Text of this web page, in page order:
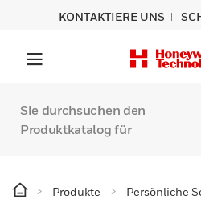
KONTAKTIERE UNS
Sie durchsuchen den
Produktkatalog für
Produkte
Persönliche